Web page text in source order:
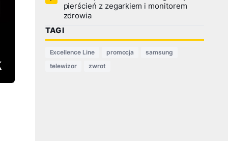
pierścień z zegarkiem i monitorem
zdrowia
TAGI
Excellence Line promocja
samsung
telewizor
zwrot